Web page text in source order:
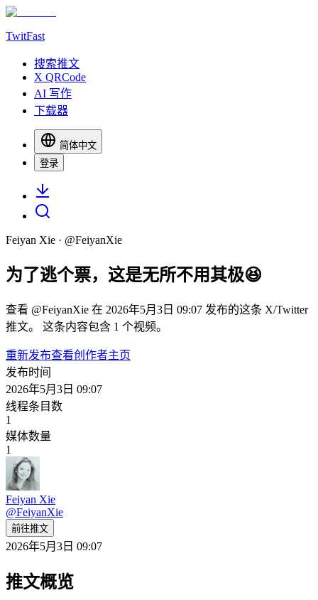
TwitFast
搜索推文
X QRCode
AI 写作
下载器
简体中文
登录
Feiyan Xie · @FeiyanXie
为了逃个票，这是无所不用其极😆
查看 @FeiyanXie 在 2026年5月3日 09:07 发布的这条 X/Twitter
推文。 这条内容包含 1 个视频。
重新发布查看创作者主页
发布时间
2026年5月3日 09:07
线程条目数
1
媒体数量
1
Feiyan Xie
@FeiyanXie
前往推文
2026年5月3日 09:07
推文概览